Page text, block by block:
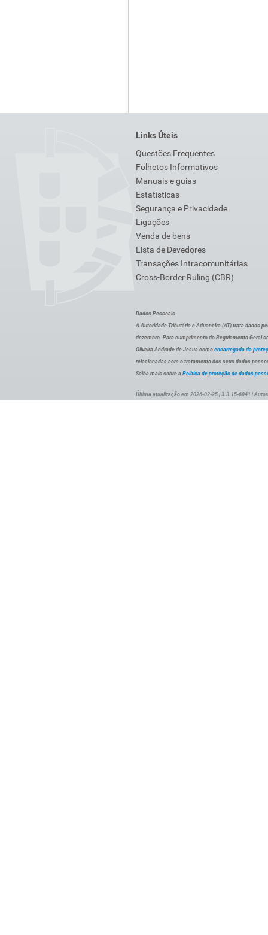
Links Úteis
Questões Frequentes
Folhetos Informativos
Manuais e guias
Estatísticas
Segurança e Privacidade
Ligações
Venda de bens
Lista de Devedores
Transações Intracomunitárias
Cross-Border Ruling (CBR)
Dados Pessoais
A Autoridade Tributária e Aduaneira (AT) trata dados
dezembro. Para cumprimento do Regulamento Geral
Oliveira Andrade de Jesus como encarregada da
relacionadas com o tratamento dos seus dados
Saiba mais sobre a Política de proteção de dados
Última atualização em 2026-02-25 | 3.3.15-6041 |